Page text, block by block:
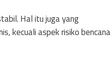
Hal itu juga yang
kecuali aspek risiko bencana